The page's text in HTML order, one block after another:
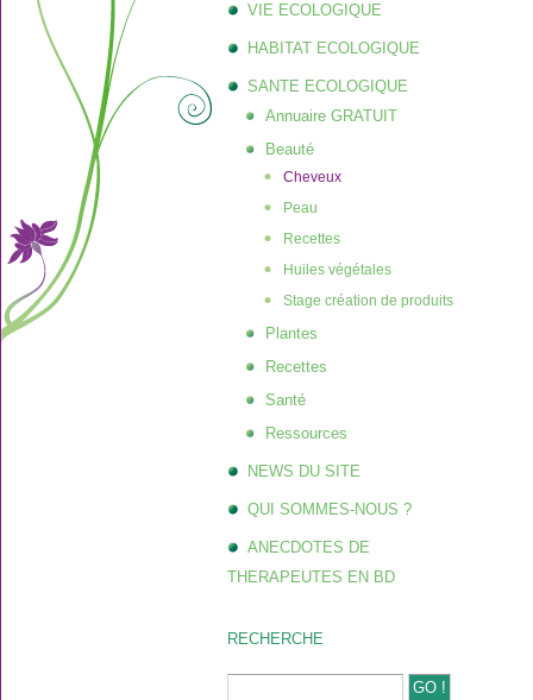
VIE ECOLOGIQUE
HABITAT ECOLOGIQUE
SANTE ECOLOGIQUE
Annuaire GRATUIT
Beauté
Cheveux
Peau
Recettes
Huiles végétales
Stage création de produits
Plantes
Recettes
Santé
Ressources
NEWS DU SITE
QUI SOMMES-NOUS ?
ANECDOTES DE
THERAPEUTES EN BD
RECHERCHE